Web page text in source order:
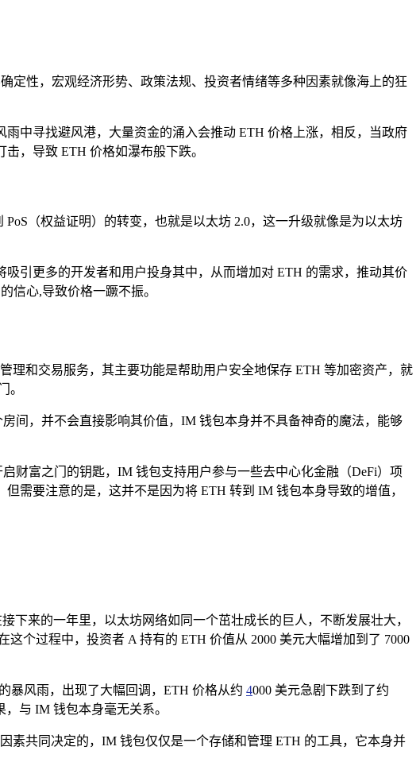
定性，宏观经济形势、政策法规、投资者情绪等多种因素就像海上的狂
中寻找避风港，大量资金的涌入会推动 ETH 价格上涨，相反，当政府
，导致 ETH 价格如瀑布般下跌。
（权益证明）的转变，也就是以太坊 2.0，这一升级就像是为以太坊
引更多的开发者和用户投身其中，从而增加对 ETH 的需求，推动其价
信心,导致价格一蹶不振。
理和交易服务，其主要功能是帮助用户安全地保存 ETH 等加密资产，就
。
间，并不会直接影响其价值，IM 钱包本身并不具备神奇的魔法，能够
财富之门的钥匙，IM 钱包支持用户参与一些去中心化金融（DeFi）项
需要注意的是，这并不是因为将 ETH 转到 IM 钱包本身导致的增值，
下来的一年里，以太坊网络如同一个茁壮成长的巨人，不断发展壮大，
个过程中，投资者 A 持有的 ETH 价值从 2000 美元大幅增加到了 7000
暴风雨，出现了大幅回调，ETH 价格从约 4000 美元急剧下跌到了约
与 IM 钱包本身毫无关系。
素共同决定的，IM 钱包仅仅是一个存储和管理 ETH 的工具，它本身并